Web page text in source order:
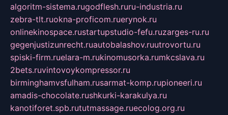
algoritm-sistema.rugodflesh.ruru-industria.ru
zebra-tlt.ruokna-proficom.ruerynok.ru
onlinekinospace.rustartupstudio-fefu.ruzarges-ru.ru
gegenjustizunrecht.ruautobalashov.ruutrovortu.ru
spiski-firm.ruelara-m.rukinomusorka.rumkcslava.ru
2bets.ruvintovoykompressor.ru
birminghamvsfulham.rusarmat-komp.rupioneeri.ru
amadis-chocolate.rushkurki-karakulya.ru
kanotiforet.spb.rututmassage.ruecolog.org.ru